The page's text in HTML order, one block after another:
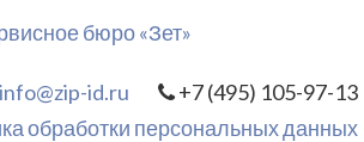
бюро «Зет»
info@zip-id.ru
+7 (495) 105-97-13
обработки персональных данных